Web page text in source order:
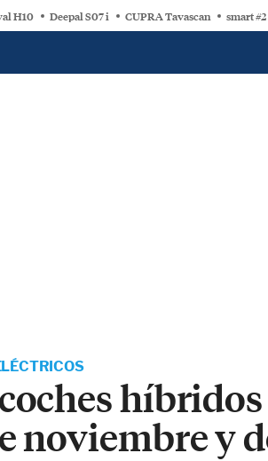
H10 Deepal S07 i CUPRA Tavascan smart #2
noviembre y